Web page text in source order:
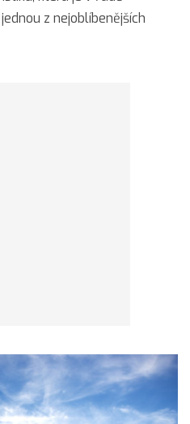
z nejoblíbenějších